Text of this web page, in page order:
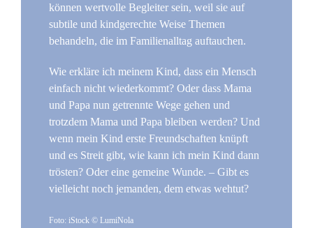
können wertvolle Begleiter sein, weil sie auf
subtile und kindgerechte Weise Themen
behandeln, die im Familienalltag auftauchen.
Wie erkläre ich meinem Kind, dass ein Mensch
einfach nicht wiederkommt? Oder dass Mama
und Papa nun getrennte Wege gehen und
trotzdem Mama und Papa bleiben werden? Und
wenn mein Kind erste Freundschaften knüpft
und es Streit gibt, wie kann ich mein Kind dann
trösten? Oder eine gemeine Wunde. – Gibt es
vielleicht noch jemanden, dem etwas wehtut?
Foto: iStock © LumiNola